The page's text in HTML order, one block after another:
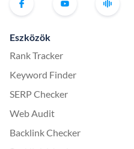
Eszközök
Rank Tracker
Keyword Finder
SERP Checker
Web Audit
Backlink Checker